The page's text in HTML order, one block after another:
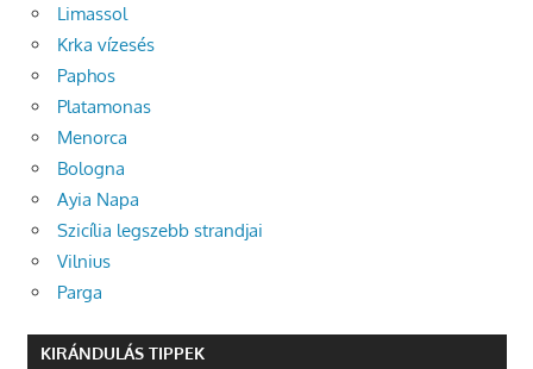
Limassol
Krka vízesés
Paphos
Platamonas
Menorca
Bologna
Ayia Napa
Szicília legszebb strandjai
Vilnius
Parga
KIRÁNDULÁS TIPPEK